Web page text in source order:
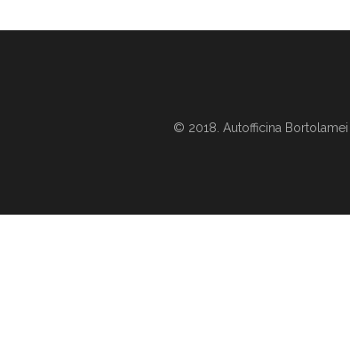
© 2018. Autofficina Bortolamei